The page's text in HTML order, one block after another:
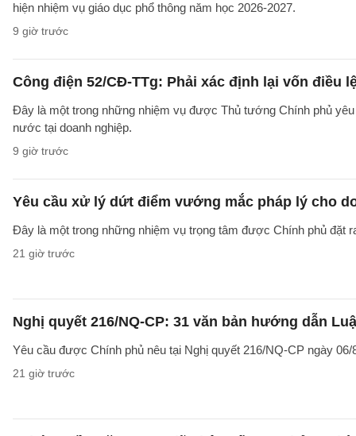
hiện nhiệm vụ giáo dục phổ thông năm học 2026-2027.
9 giờ trước
Công điện 52/CĐ-TTg: Phải xác định lại vốn điều
Đây là một trong những nhiệm vụ được Thủ tướng Chính phủ
nước tại doanh nghiệp.
9 giờ trước
Yêu cầu xử lý dứt điểm vướng mắc pháp lý cho
Đây là một trong những nhiệm vụ trọng tâm được Chính phủ đặt
21 giờ trước
Nghị quyết 216/NQ-CP: 31 văn bản hướng dẫn
Yêu cầu được Chính phủ nêu tại Nghị quyết 216/NQ-CP ngày
21 giờ trước